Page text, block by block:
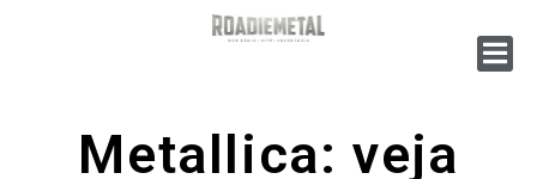
Metallica: veja